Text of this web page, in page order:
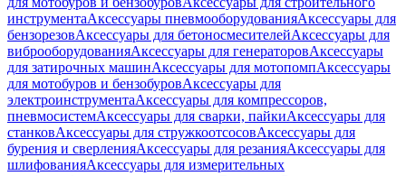
инструментаАксессуары пневмооборудованияАксессуары для
бензорезовАксессуары для бетоносмесителейАксессуары для
виброоборудованияАксессуары для генераторовАксессуары
для затирочных машинАксессуары для мотопомпАксессуары
для мотобуров и бензобуровАксессуары для
электроинструментаАксессуары для компрессоров,
пневмосистемАксессуары для сварки, пайкиАксессуары для
станковАксессуары для стружкоотсосовАксессуары для
бурения и сверленияАксессуары для резанияАксессуары для
шлифованияАксессуары для измерительных